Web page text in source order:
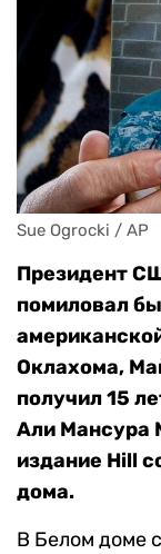
Sue Ogrocki / AP
Президент
помиловал
Оклахома,
получил 15
Али Мансура
издание Hill
дома.
В Белом доме